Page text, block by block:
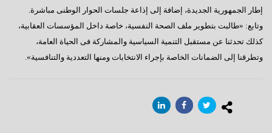
إطار الجمهورية الجديدة، إضافة إلى إذاعة جلسات الحوار الوطنى مباشرة.
وتابع: «طالبت بتطوير ملف الصحة النفسية، خاصة داخل المؤسسات العقابية،
كذلك تحدثنا عن مستقبل التنمية السياسية والمشاركة فى الحياة العامة،
وتطرقنا إلى الضمانات الخاصة بإجراء الانتخابات ومنها التعددية والتنافسية».